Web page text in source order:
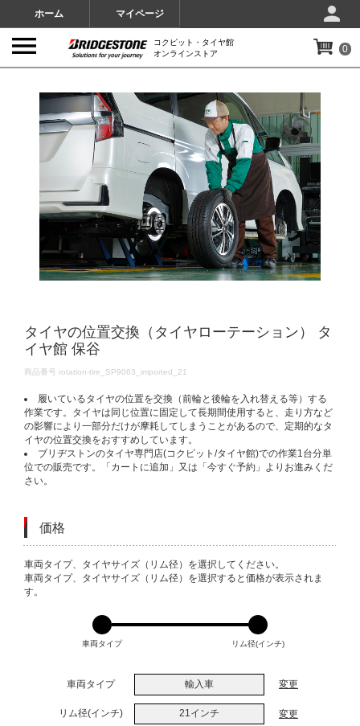
ホーム マイページ
コクピット・タイヤ館
オンラインストア
0
タイヤの位置交換（タイヤローテーション） タ
イヤ館 保谷
DETAILS
商品番号 rotation-tire_SP9063_imported_21
履いているタイヤの位置を交換（前輪と後輪を入れ替える等）する
作業です。タイヤは同じ位置に固定して長期間使用すると、走り方など
の影響により一部分だけが摩耗してしまうことがあるので、定期的なタ
イヤの位置交換をおすすめしています。
ブリヂストンのタイヤ専門店(コクピット/タイヤ館)での作業1台分単
位での販売です。「カートに追加」又は「今すぐ予約」よりお進みくだ
さい。
価格
VARIATIONS
車両タイプ、タイヤサイズ（リム径）を選択してください。
車両タイプ、タイヤサイズ（リム径）を選択すると価格が表示されま
す。
車両タイプ リム径(インチ)
車両タイプ 輸入車 変更
リム径(インチ) 21インチ 変更